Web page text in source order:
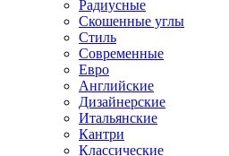
Радиусные
Скошенные углы
Стиль
Современные
Евро
Английские
Дизайнерские
Итальянские
Кантри
Классические